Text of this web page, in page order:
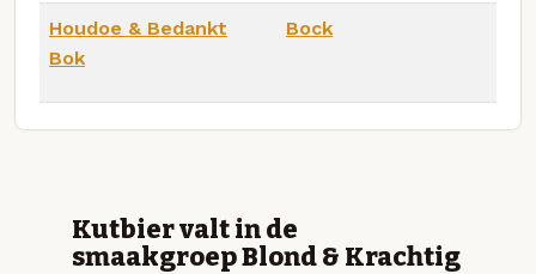
Houdoe & Bedankt
Bok
Bock
Kutbier valt in de
smaakgroep Blond & Krachtig